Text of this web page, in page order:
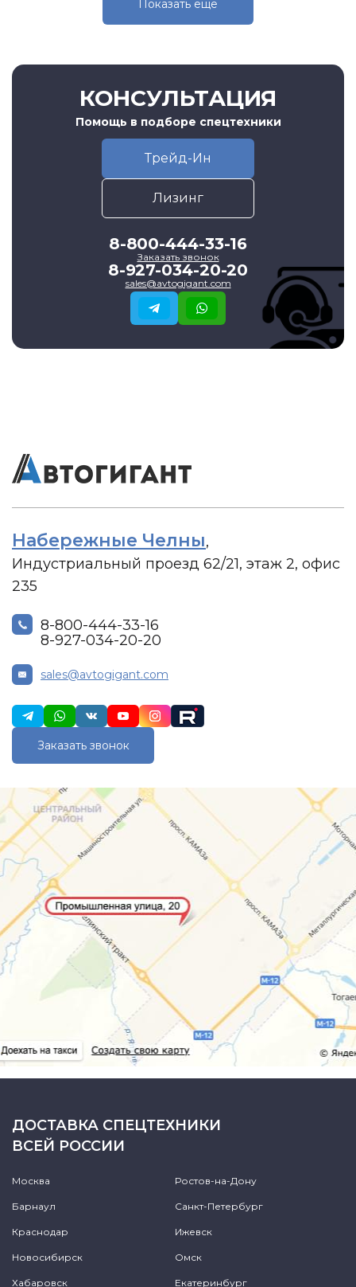
Показать eщё
КОНСУЛЬТАЦИЯ
Помощь в подборе спецтехники
Трейд-Ин
Лизинг
8-800-444-33-16
Заказать звонок
8-927-034-20-20
sales@avtogigant.com
Набережные Челны,
Индустриальный проезд 62/21, этаж 2, офис
235
8-800-444-33-16
8-927-034-20-20
sales@avtogigant.com
Заказать звонок
ДОСТАВКА СПЕЦТЕХНИКИ
ВСЕЙ РОССИИ
Москва Ростов-на-Дону
Барнаул Санкт-Петербург
Краснодар Ижевск
Новосибирск Омск
Хабаровск Екатеринбург